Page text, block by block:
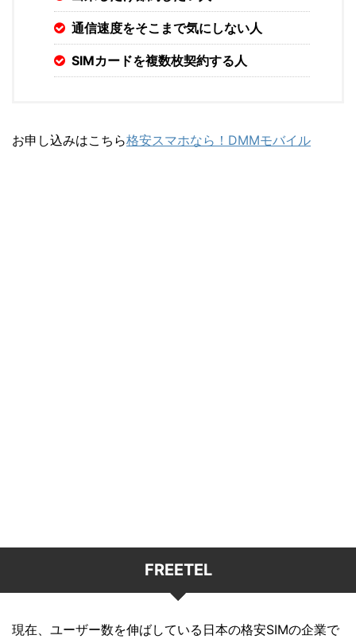
通信速度をそこまで気にしない人
SIMカードを複数枚契約する人
お申し込みはこちら格安スマホなら！DMMモバイル
FREETEL
現在、ユーザー数を伸ばしている日本の格安SIMの企業で